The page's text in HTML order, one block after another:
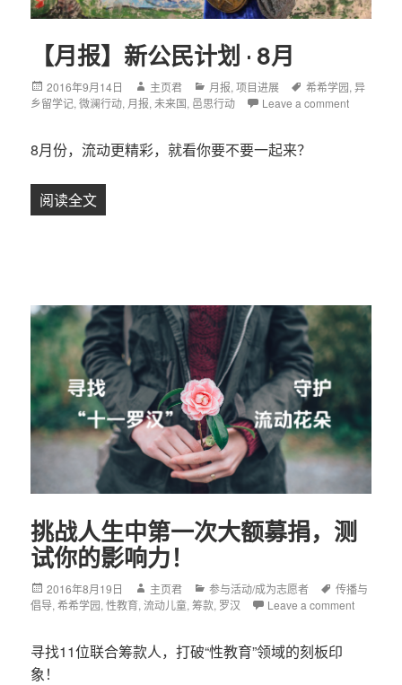
【月报】新公民计划 · 8月
Posted
on
2016年9月14日 Author
主页君 Categories
月报,项目进展 Tags
希希学园,异
乡留学记,微澜行动, 月报,未来国, 邑思行动 Leave a comment
8月份，流动更精彩，就看你要不要一起来？
阅读全文
挑战人生中第一次大额募捐，测
试你的影响力！
Posted
on
2016年8月19日 Author
主页君 Categories
参与活动/成为志愿者 Tags
传播与
倡导,希希学园,性教育,流动儿童,筹款, 罗汉 Leave a comment
寻找11位联合筹款人，打破“性教育”领域的刻板印
象！